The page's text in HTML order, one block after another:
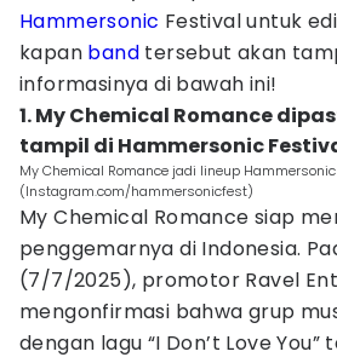
Hammersonic Festival untuk
kapan band tersebut akan
informasinya di bawah ini!
1. My Chemical Romance
tampil di Hammersonic
My Chemical Romance jadi lineup
(Instagram.com/hammersonicfest)
My Chemical Romance siap
penggemarnya di Indonesia.
(7/7/2025), promotor Ravel
mengonfirmasi bahwa grup
dengan lagu “I Don’t Love